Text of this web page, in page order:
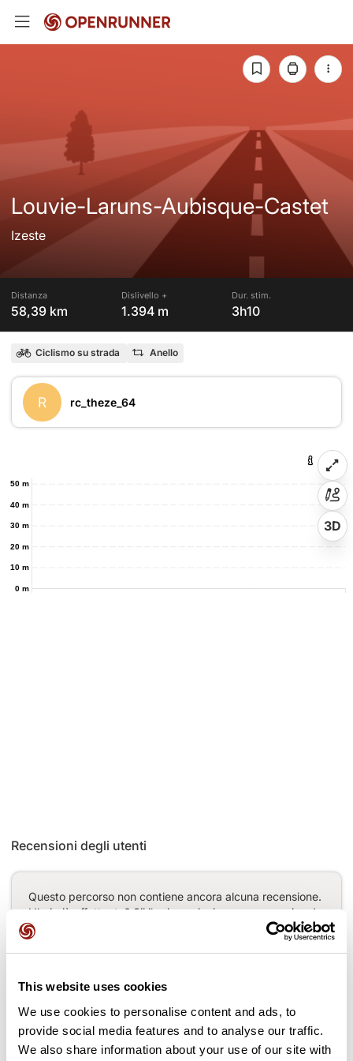
This website uses cookies
We use cookies to personalise content and ads, to
provide social media features and to analyse our traffic.
We also share information about your use of our site with
Louvie-Laruns-Aubisque-Castet
Izeste
Distanza
58,39 km
Dislivello +
1.394 m
Dur. stim.
3h10
Ciclismo su strada Anello
R rc_theze_64
0 m
10 m
20 m
30 m
40 m
50 m
3D
Recensioni degli utenti
Questo percorso non contiene ancora alcuna recensione.
L'hai già effettuato? Sii il primo a inviare una recensione!